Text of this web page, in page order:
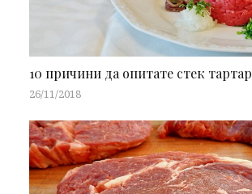
10 причини да опитате стек тартар
26/11/2018